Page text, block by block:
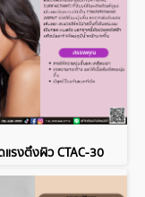
แรงตึงผิว CTAC-30